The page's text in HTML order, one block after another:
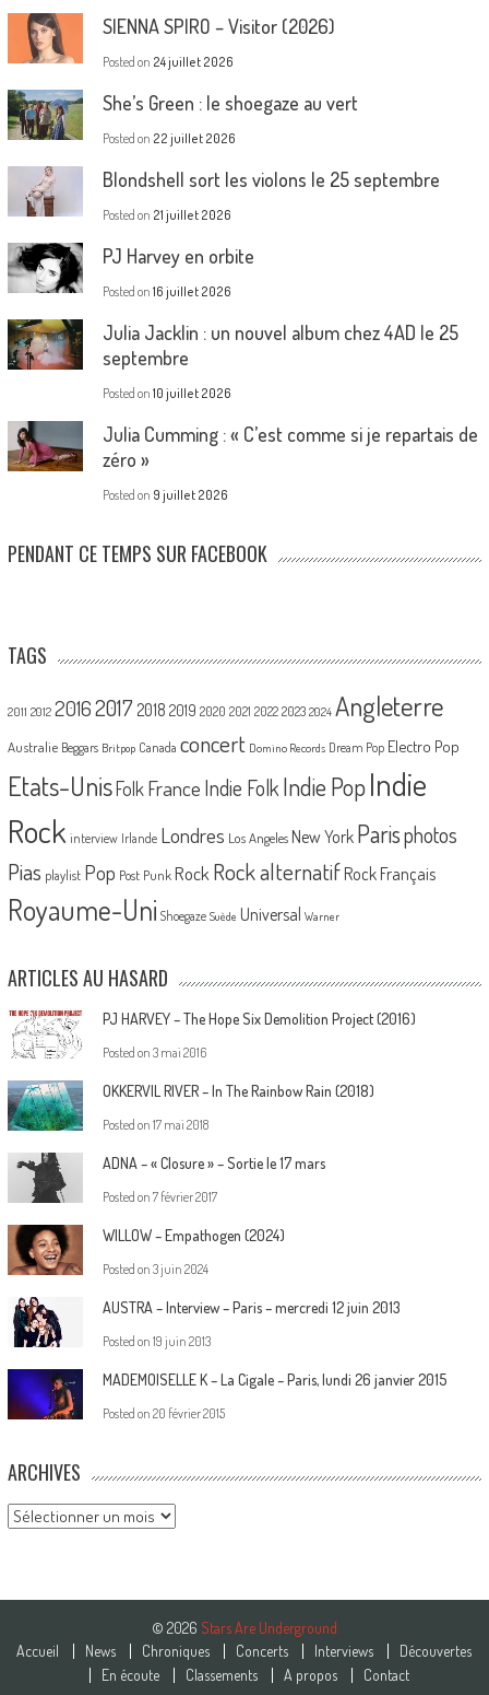
SIENNA SPIRO – Visitor (2026)
Posted on 24 juillet 2026
She’s Green : le shoegaze au vert
Posted on 22 juillet 2026
Blondshell sort les violons le 25 septembre
Posted on 21 juillet 2026
PJ Harvey en orbite
Posted on 16 juillet 2026
Julia Jacklin : un nouvel album chez 4AD le 25
septembre
Posted on 10 juillet 2026
Julia Cumming : « C’est comme si je repartais de
zéro »
Posted on 9 juillet 2026
PENDANT CE TEMPS SUR FACEBOOK
TAGS
2011 2012 20162017 2018 2019 2020 2021 2022 2023 2024 Angleterre
Australie Beggars Britpop Canada concert Domino Records Dream Pop Electro Pop
Etats-UnisFolk France Indie Folk Indie PopIndie
Rock interview Irlande Londres Los Angeles New York Parisphotos
Pias playlist Pop Post Punk Rock Rock alternatif Rock Français
Royaume-Uni Shoegaze Suède Universal Warner
ARTICLES AU HASARD
PJ HARVEY – The Hope Six Demolition Project (2016)
Posted on 3 mai 2016
OKKERVIL RIVER – In The Rainbow Rain (2018)
Posted on 17 mai 2018
ADNA – « Closure » – Sortie le 17 mars
Posted on 7 février 2017
WILLOW – Empathogen (2024)
Posted on 3 juin 2024
AUSTRA – Interview – Paris – mercredi 12 juin 2013
Posted on 19 juin 2013
MADEMOISELLE K – La Cigale – Paris, lundi 26 janvier 2015
Posted on 20 février 2015
ARCHIVES
Archives
© 2026 Stars Are Underground
Accueil
News Chroniques Concerts Interviews
Découvertes
En écoute
Classements A propos Contact